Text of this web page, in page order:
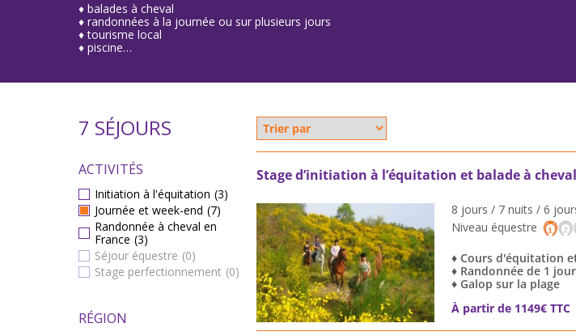
♦ balades à cheval
♦ randonnées à la journée ou sur plusieurs jours
♦ tourisme local
♦ piscine…
7 SÉJOURS
ACTIVITÉS
Initiation à l'équitation (3)
Journée et week-end (7)
Randonnée à cheval en
France (3)
Séjour équestre (0)
Stage perfectionnement (0)
RÉGION
Stage d’initiation à l’équitation et balade à
8 jours / 7 nuits / 6
Niveau équestre
♦ Cours d'équitation
♦ Randonnée de 1
♦ Galop sur la plage
À partir de 1149€ TTC